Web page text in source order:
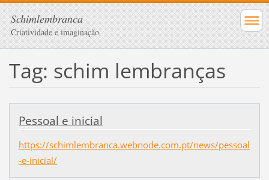
Schimlembranca
Criatividade e imaginação
Tag: schim lembranças
Pessoal e inicial
https://schimlembranca.webnode.com.pt/news/pessoal
-e-inicial/